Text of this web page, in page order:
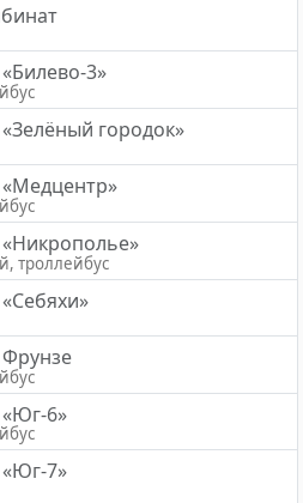
3»
городок»
троллейбус
6»
7»